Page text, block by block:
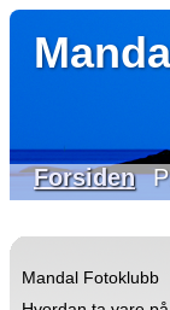
Forsiden
Mandal Fotoklubb